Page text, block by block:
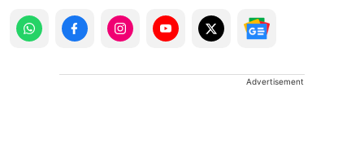
Advertisement